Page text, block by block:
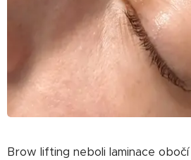
Brow lifting neboli laminace